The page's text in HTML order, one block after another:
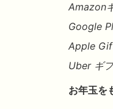
Amazon
Google
Apple
Uber ギ
お年玉を